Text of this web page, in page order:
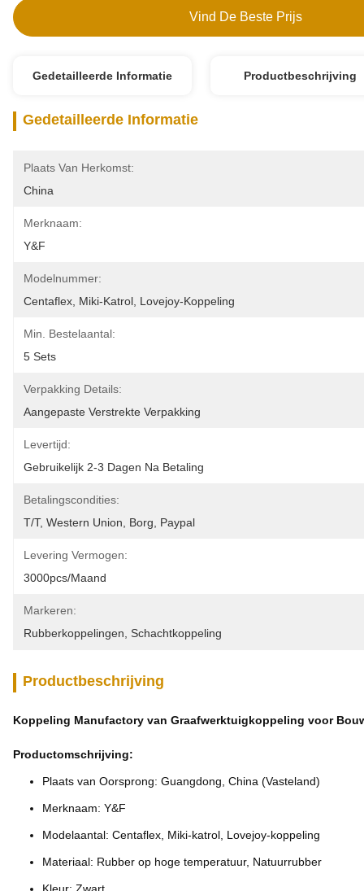
Vind De Beste Prijs
Gedetailleerde Informatie Productbeschrijving
Gedetailleerde Informatie
Plaats Van Herkomst:
China
Merknaam:
Y&F
Modelnummer:
Centaflex, Miki-Katrol, Lovejoy-Koppeling
Min. Bestelaantal:
5 Sets
Verpakking Details:
Aangepaste Verstrekte Verpakking
Levertijd:
Gebruikelijk 2-3 Dagen Na Betaling
Betalingscondities:
T/T, Western Union, Borg, Paypal
Levering Vermogen:
3000pcs/maand
Markeren:
Rubberkoppelingen
Schachtkoppeling
Productbeschrijving
Koppeling Manufactory van Graafwerktuigkoppeling voor
Productomschrijving:
Plaats van Oorsprong: Guangdong, China (Vasteland)
Merknaam: Y&F
Modelaantal: Centaflex, Miki-katrol, Lovejoy-koppeling
Materiaal: Rubber op hoge temperatuur, Natuurrubber